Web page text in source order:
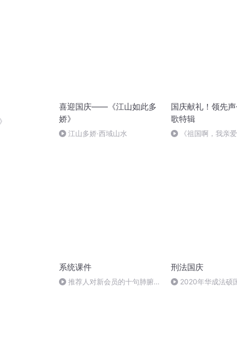
喜迎国庆——《江山如此多
娇》
江山多娇·西域山水
国庆献礼！领先
歌特辑
《祖国啊，我亲
系统课件
推荐人对新会员的十句肺腑之
刑法国庆
2020年华成法硕